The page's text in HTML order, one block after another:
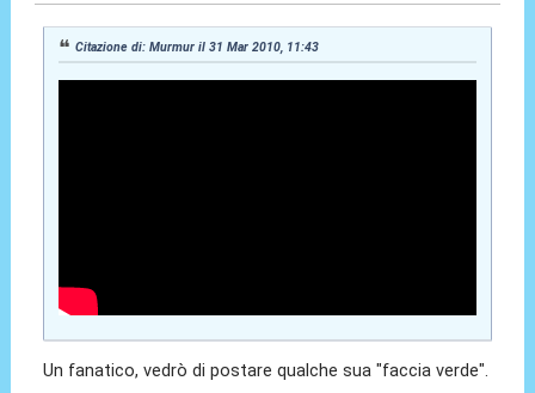
Citazione di: Murmur il 31 Mar 2010, 11:43
Un fanatico, vedrò di postare qualche sua "faccia verde".